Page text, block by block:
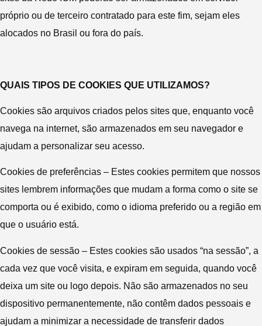
próprio ou de terceiro contratado para este fim, sejam eles
alocados no Brasil ou fora do país.
QUAIS TIPOS DE COOKIES QUE UTILIZAMOS?
Cookies são arquivos criados pelos sites que, enquanto você
navega na internet, são armazenados em seu navegador e
ajudam a personalizar seu acesso.
Cookies de preferências – Estes cookies permitem que nossos
sites lembrem informações que mudam a forma como o site se
comporta ou é exibido, como o idioma preferido ou a região em
que o usuário está.
Cookies de sessão – Estes cookies são usados “na sessão”, a
cada vez que você visita, e expiram em seguida, quando você
deixa um site ou logo depois. Não são armazenados no seu
dispositivo permanentemente, não contêm dados pessoais e
ajudam a minimizar a necessidade de transferir dados